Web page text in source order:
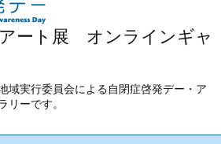
ート展 オンラインギャ
域実行委員会による自閉症啓発デー・ア
リーです。

前へ
次へ